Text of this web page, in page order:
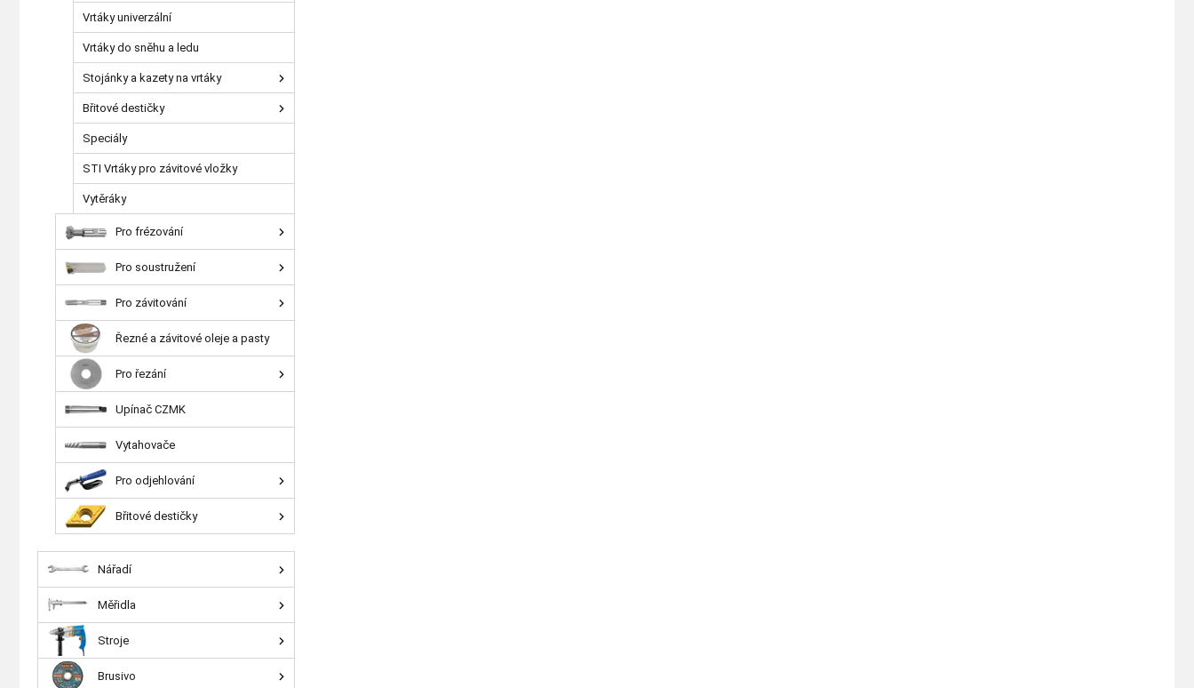
Vrtáky univerzální
Vrtáky do sněhu a ledu
Stojánky a kazety na vrtáky
Břitové destičky
Speciály
STI Vrtáky pro závitové vložky
Vytěráky
Pro frézování
Pro soustružení
Pro závitování
Řezné a závitové oleje a pasty
Pro řezání
Upínač CZMK
Vytahovače
Pro odjehlování
Břitové destičky
Nářadí
Měřidla
Stroje
Brusivo